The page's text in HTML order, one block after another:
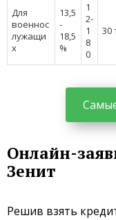
Для
военнос
лужащи
х
13,5
-
18,5
%
1
2-
1
8
0
30
Онлайн-
Зенит
Решив взять